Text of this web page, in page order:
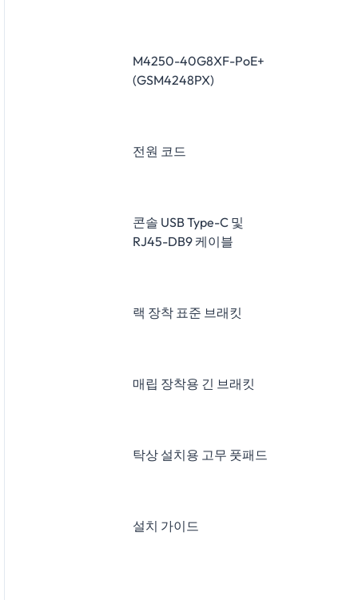
M4250-40G8XF-PoE+
(GSM4248PX)
전원 코드
콘솔 USB Type-C 및
RJ45-DB9 케이블
랙 장착 표준 브래킷
매립 장착용 긴 브래킷
탁상 설치용 고무 풋패드
설치 가이드